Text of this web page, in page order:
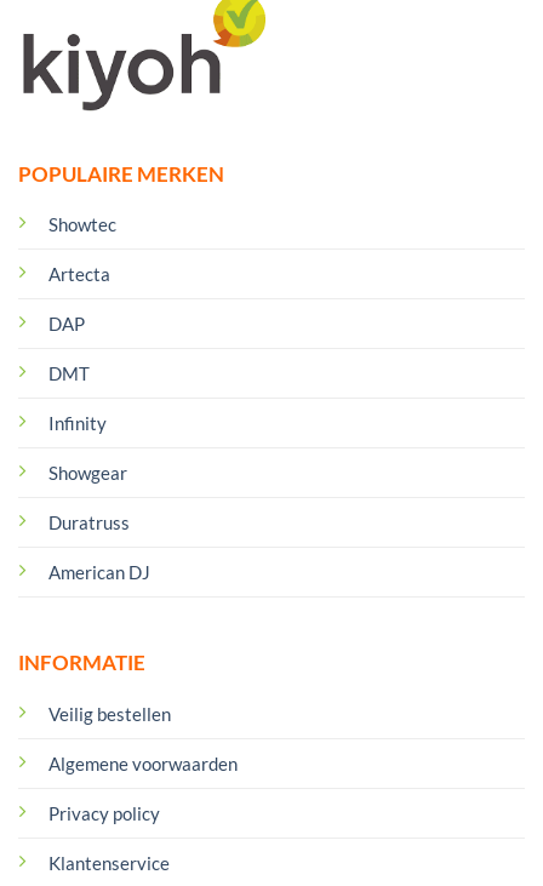
POPULAIRE MERKEN
Showtec
Artecta
DAP
DMT
Infinity
Showgear
Duratruss
American DJ
INFORMATIE
Veilig bestellen
Algemene voorwaarden
Privacy policy
Klantenservice